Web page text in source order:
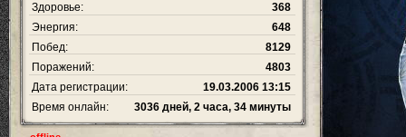
Здоровье:
368
Энергия:
648
Побед:
8129
Поражений:
4803
Дата регистрации:
19.03.2006 13:15
Время онлайн:
3036 дней, 2 часа, 34 минуты